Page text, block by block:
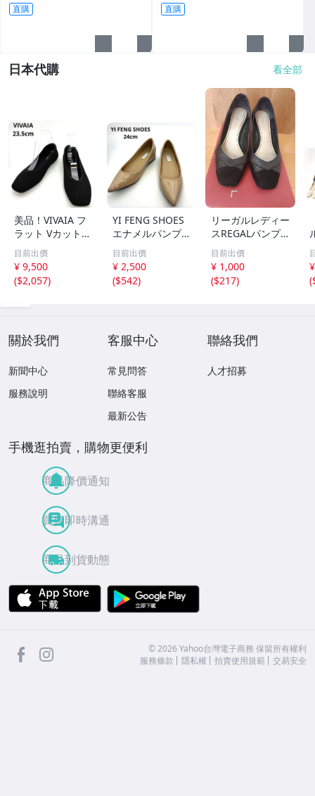
直購 直購
日本代購 看全部
美品！VIVAIA フ
ラット Vカット
ニット 23.5 黒 パ
ンプス スクエア
目前出價
¥ 9,500
($2,057)
YI FENG SHOES
エナメルパンプス
ベージュ ポイン
テッドトゥ 24
目前出價
¥ 2,500
($542)
リーガルレディー
スREGALパンプ
ス２３cm黒
目前出價
¥ 1,000
($217)
(
關於我們
新聞中心
服務說明
客服中心
常見問答
聯絡客服
最新公告
聯絡我們
人才招募
手機逛拍賣，購物更便利
商品降價通知
買賣即時溝通
商品到貨動態
APP Store
facebook ©2026 Yahoo台灣電子商務 保留所有權利
服務條款
隱私權 拍賣使用規範 交易安全